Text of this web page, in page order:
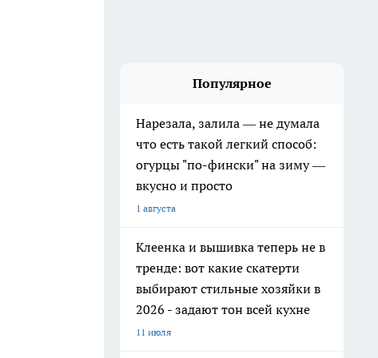
Популярное
Нарезала, залила — не думала
что есть такой легкий способ:
огурцы "по-фински" на зиму —
вкусно и просто
1 августа
Клеенка и вышивка теперь не в
тренде: вот какие скатерти
выбирают стильные хозяйки в
2026 - задают тон всей кухне
11 июля